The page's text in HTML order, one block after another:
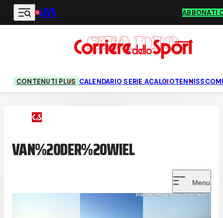
Vai al contenuto principale
LIVE ABBONATI
CONTENUTI PLUS CALENDARIO SERIE ACALCIOTENNIS
VAN%20DER%20WIEL
Menu